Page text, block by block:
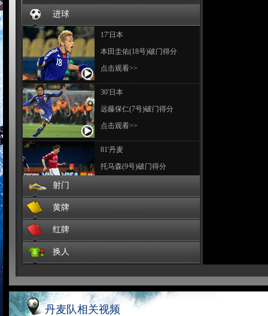
进球
17'日本
本田圭佑(18号)破门得分
点击观看>>
30'日本
远藤保仁(7号)破门得分
点击观看>>
81'丹麦
托马森(9号)破门得分
点击观看>>
射门
黄牌
红牌
换人
丹麦队相关视频